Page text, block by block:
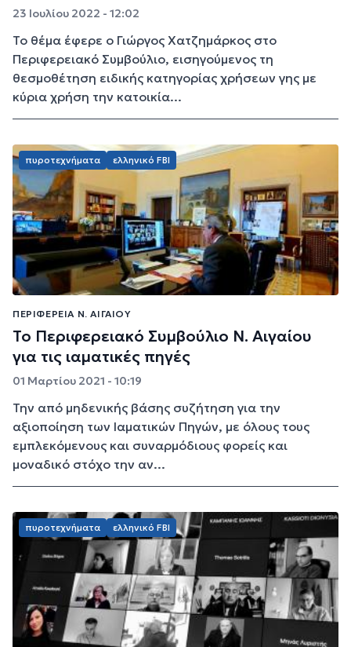
23 Ιουλίου 2022 - 12:02
Το θέμα έφερε ο Γιώργος Χατζημάρκος στο
Περιφερειακό Συμβούλιο, εισηγούμενος τη
θεσμοθέτηση ειδικής κατηγορίας χρήσεων γης με
κύρια χρήση την κατοικία...
πυροτεχνήματα ελληνικό FBI
ΠΕΡΙΦΈΡΕΙΑ Ν. ΑΙΓΑΊΟΥ
Το Περιφερειακό Συμβούλιο Ν. Αιγαίου
για τις ιαματικές πηγές
01 Μαρτίου 2021 - 10:19
Την από μηδενικής βάσης συζήτηση για την
αξιοποίηση των Ιαματικών Πηγών, με όλους τους
εμπλεκόμενους και συναρμόδιους φορείς και
μοναδικό στόχο την αν...
πυροτεχνήματα ελληνικό FBI